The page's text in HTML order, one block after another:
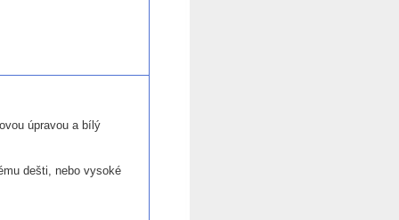
úpravou a bílý
dešti, nebo vysoké